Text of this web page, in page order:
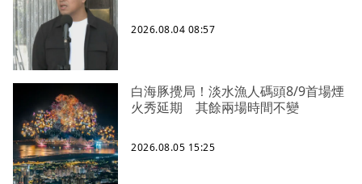
2026.08.04 08:57
白海豚攪局！淡水漁人碼頭8/9首場煙
火秀延期 其餘兩場時間不變
2026.08.05 15:25